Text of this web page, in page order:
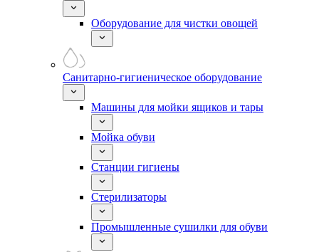
Оборудование для чистки овощей
Санитарно-гигиеническое оборудование
Машины для мойки ящиков и тары
Мойка обуви
Станции гигиены
Стерилизаторы
Промышленные сушилки для обуви